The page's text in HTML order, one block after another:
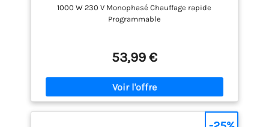
1000 W 230 V Monophasé Chauffage rapide
Programmable
53,99 €